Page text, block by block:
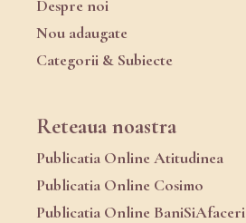
Despre noi
Nou adaugate
Categorii & Subiecte
Reteaua noastra
Publicatia Online Atitudinea
Publicatia Online Cosimo
Publicatia Online BaniSiAfaceri